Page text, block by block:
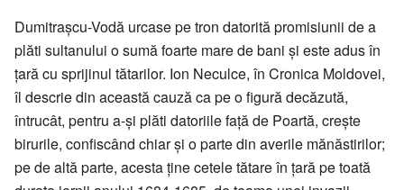
Dumitrașcu-Vodă urcase pe tron datorită promisiunii de a
plăti sultanului o sumă foarte mare de bani și este adus în
țară cu sprijinul tătarilor. Ion Neculce, în Cronica Moldovei,
îl descrie din această cauză ca pe o figură decăzută,
întrucât, pentru a-și plăti datoriile față de Poartă, crește
birurile, confiscând chiar și o parte din averile mănăstirilor;
pe de altă parte, acesta ține cetele tătare în țară pe toată